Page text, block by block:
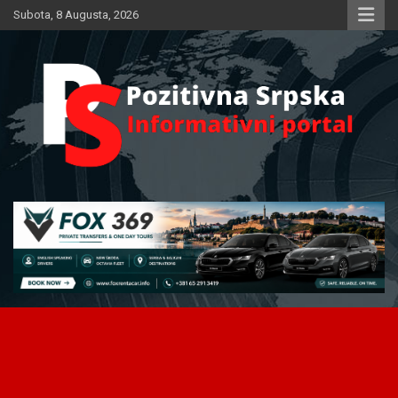
Skip
to
Subota, 8 Augusta, 2026
Pozitivna Srpska